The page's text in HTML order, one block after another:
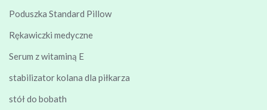
Poduszka Standard Pillow
Rękawiczki medyczne
Serum z witaminą E
stabilizator kolana dla piłkarza
stół do bobath